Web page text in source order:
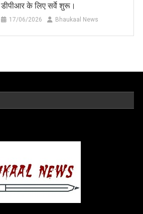
डीपीआर के लिए सर्वे शुरू।
17/06/2026 Bhaukaal News